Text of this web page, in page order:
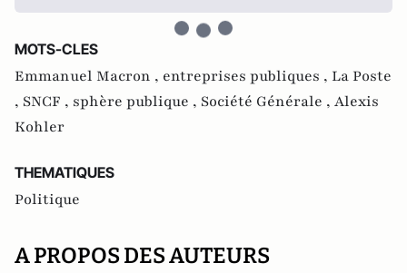
MOTS-CLES
Emmanuel Macron , entreprises publiques , La Poste
, SNCF , sphère publique , Société Générale , Alexis
Kohler
THEMATIQUES
Politique
A PROPOS DES AUTEURS